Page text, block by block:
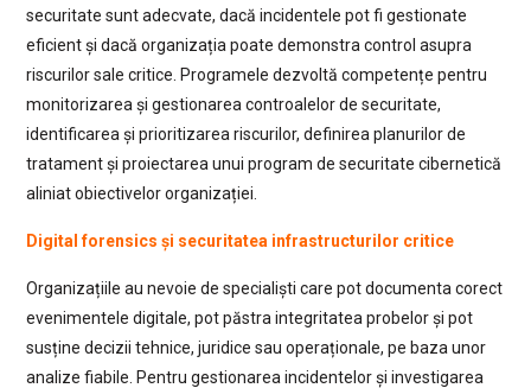
securitate sunt adecvate, dacă incidentele pot fi gestionate
eficient și dacă organizația poate demonstra control asupra
riscurilor sale critice. Programele dezvoltă competențe pentru
monitorizarea și gestionarea controalelor de securitate,
identificarea și prioritizarea riscurilor, definirea planurilor de
tratament și proiectarea unui program de securitate cibernetică
aliniat obiectivelor organizației.
Digital forensics și securitatea infrastructurilor critice
Organizațiile au nevoie de specialiști care pot documenta corect
evenimentele digitale, pot păstra integritatea probelor și pot
susține decizii tehnice, juridice sau operaționale, pe baza unor
analize fiabile. Pentru gestionarea incidentelor și investigarea